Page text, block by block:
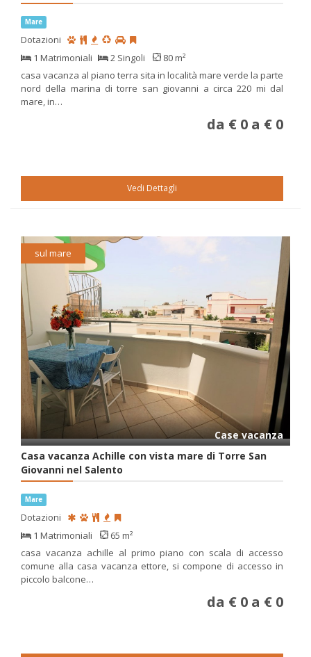
Mare
Dotazioni
1 Matrimoniali
2 Singoli
80 m²
casa vacanza al piano terra sita in località mare verde la parte
nord della marina di torre san giovanni a circa 220 mi dal
mare, in…
da € 0 a € 0
Vedi Dettagli
sul mare
Case vacanza
Casa vacanza Achille con vista mare di Torre San
Giovanni nel Salento
Mare
Dotazioni
1 Matrimoniali
65 m²
casa vacanza achille al primo piano con scala di accesso
comune alla casa vacanza ettore, si compone di accesso in
piccolo balcone…
da € 0 a € 0